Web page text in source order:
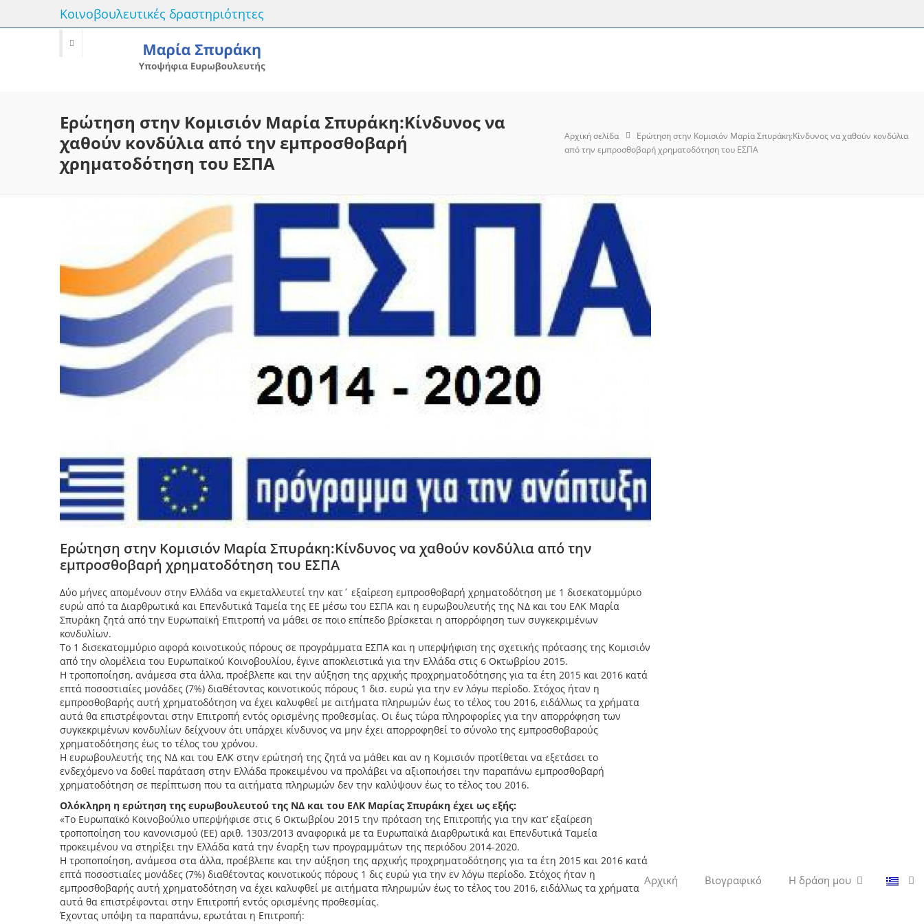
Κοινοβουλευτικές δραστηριότητες
Αρχική Βιογραφικό Η δράση μου
Ερώτηση στην Κομισιόν Μαρία Σπυράκη:Κίνδυνος να
χαθούν κονδύλια από την εμπροσθοβαρή
χρηματοδότηση του ΕΣΠΑ
Αρχική σελίδα
Ερώτηση στην Κομισιόν Μαρία Σπυράκη:Κίνδυνος να χαθούν κονδύλια
από την εμπροσθοβαρή χρηματοδότηση του ΕΣΠΑ
Ερώτηση στην Κομισιόν Μαρία Σπυράκη:Κίνδυνος να χαθούν κονδύλια από την
εμπροσθοβαρή χρηματοδότηση του ΕΣΠΑ
Δύο μήνες απομένουν στην Ελλάδα να εκμεταλλευτεί την κατ΄ εξαίρεση εμπροσθοβαρή χρηματοδότηση με 1 δισεκατομμύριο
ευρώ από τα Διαρθρωτικά και Επενδυτικά Ταμεία της ΕΕ μέσω του ΕΣΠΑ και η ευρωβουλευτής της ΝΔ και του ΕΛΚ Μαρία
Σπυράκη ζητά από την Ευρωπαϊκή Επιτροπή να μάθει σε ποιο επίπεδο βρίσκεται η απορρόφηση των συγκεκριμένων
κονδυλίων.
Το 1 δισεκατομμύριο αφορά κοινοτικούς πόρους σε προγράμματα ΕΣΠΑ και η υπερψήφιση της σχετικής πρότασης της Κομισιόν
από την ολομέλεια του Ευρωπαϊκού Κοινοβουλίου, έγινε αποκλειστικά για την Ελλάδα στις 6 Οκτωβρίου 2015.
Η τροποποίηση, ανάμεσα στα άλλα, προέβλεπε και την αύξηση της αρχικής προχρηματοδότησης για τα έτη 2015 και 2016 κατά
επτά ποσοστιαίες μονάδες (7%) διαθέτοντας κοινοτικούς πόρους 1 δισ. ευρώ για την εν λόγω περίοδο. Στόχος ήταν η
εμπροσθοβαρής αυτή χρηματοδότηση να έχει καλυφθεί με αιτήματα πληρωμών έως το τέλος του 2016, ειδάλλως τα χρήματα
αυτά θα επιστρέφονται στην Επιτροπή εντός ορισμένης προθεσμίας. Οι έως τώρα πληροφορίες για την απορρόφηση των
συγκεκριμένων κονδυλίων δείχνουν ότι υπάρχει κίνδυνος να μην έχει απορροφηθεί το σύνολο της εμπροσθοβαρούς
χρηματοδότησης έως το τέλος του χρόνου.
Η ευρωβουλευτής της ΝΔ και του ΕΛΚ στην ερώτησή της ζητά να μάθει και αν η Κομισιόν προτίθεται να εξετάσει το
ενδεχόμενο να δοθεί παράταση στην Ελλάδα προκειμένου να προλάβει να αξιοποιήσει την παραπάνω εμπροσθοβαρή
χρηματοδότηση σε περίπτωση που τα αιτήματα πληρωμών δεν την καλύψουν έως το τέλος του 2016.
Ολόκληρη η ερώτηση της ευρωβουλευτού της ΝΔ και του ΕΛΚ Μαρίας Σπυράκη έχει ως εξής:
«Το Ευρωπαϊκό Κοινοβούλιο υπερψήφισε στις 6 Οκτωβρίου 2015 την πρόταση της Επιτροπής για την κατ’ εξαίρεση
τροποποίηση του κανονισμού (ΕΕ) αριθ. 1303/2013 αναφορικά με τα Ευρωπαϊκά Διαρθρωτικά και Επενδυτικά Ταμεία
προκειμένου να στηρίξει την Ελλάδα κατά την έναρξη των προγραμμάτων της περιόδου 2014-2020.
Η τροποποίηση, ανάμεσα στα άλλα, προέβλεπε και την αύξηση της αρχικής προχρηματοδότησης για τα έτη 2015 και 2016 κατά
επτά ποσοστιαίες μονάδες (7%) διαθέτοντας κοινοτικούς πόρους 1 δις ευρώ για την εν λόγω περίοδο. Στόχος ήταν η
εμπροσθοβαρής αυτή χρηματοδότηση να έχει καλυφθεί με αιτήματα πληρωμών έως το τέλος του 2016, ειδάλλως τα χρήματα
αυτά θα επιστρέφονται στην Επιτροπή εντός ορισμένης προθεσμίας.
Έχοντας υπόψη τα παραπάνω, ερωτάται η Επιτροπή: